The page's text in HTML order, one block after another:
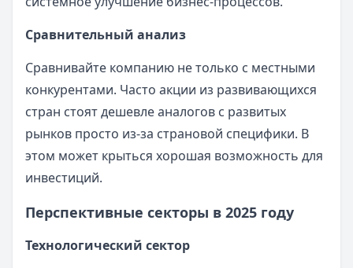
Сравнительный анализ
Сравнивайте компанию не только с местными
конкурентами. Часто акции из развивающихся
стран стоят дешевле аналогов с развитых
рынков просто из-за страновой специфики. В
этом может крыться хорошая возможность для
инвестиций.
Перспективные секторы в 2025 году
Технологический сектор